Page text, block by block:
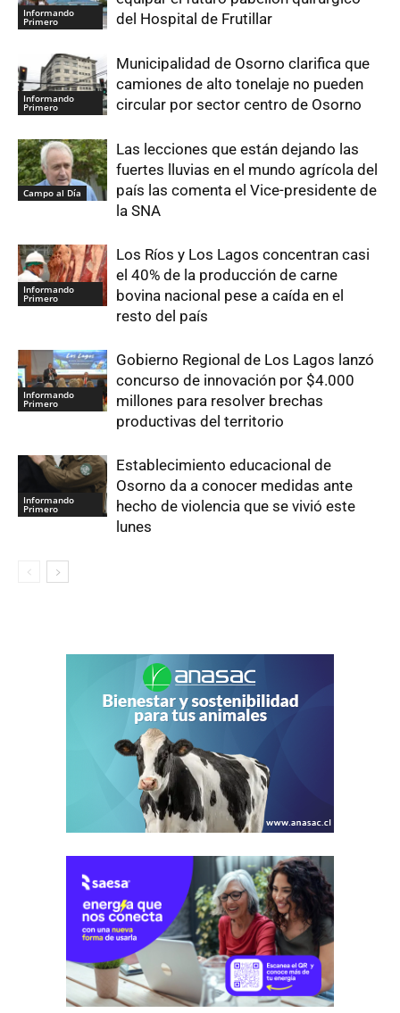
Informando
Primero
del Hospital de Frutillar
Informando
Primero
Municipalidad de Osorno clarifica que
camiones de alto tonelaje no pueden
circular por sector centro de Osorno
Campo al Día
Las lecciones que están dejando las
fuertes lluvias en el mundo agrícola del
país las comenta el Vice-presidente de
la SNA
Informando
Primero
Los Ríos y Los Lagos concentran casi
el 40% de la producción de carne
bovina nacional pese a caída en el
resto del país
Informando
Primero
Gobierno Regional de Los Lagos lanzó
concurso de innovación por $4.000
millones para resolver brechas
productivas del territorio
Informando
Primero
Establecimiento educacional de
Osorno da a conocer medidas ante
hecho de violencia que se vivió este
lunes